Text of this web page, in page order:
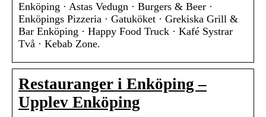
Enköping · Astas Vedugn · Burgers & Beer ·
Enköpings Pizzeria · Gatuköket · Grekiska Grill &
Bar Enköping · Happy Food Truck · Kafé Systrar
Två · Kebab Zone.
Restauranger i Enköping –
Upplev Enköping